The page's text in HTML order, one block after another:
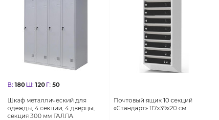
В: 180 Ш: 120 Г: 50
Шкаф металлический для
одежды, 4 секции, 4 дверцы,
секция 300 мм ГАЛЛА
Почтовый ящик 10 секций
«Стандарт» 117х39х20 см